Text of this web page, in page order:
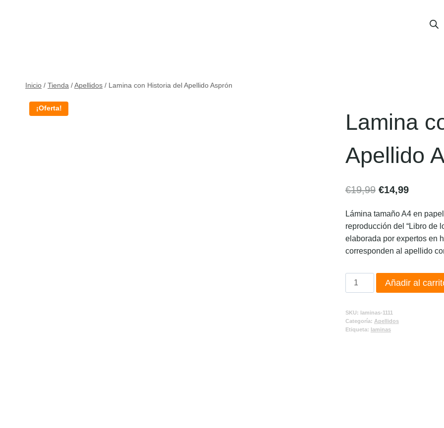
Inicio / Tienda / Apellidos / Lamina con Historia del Apellido Asprón
¡Oferta!
Lamina
Apellido
€19,99 €14,99
Lámina tamaño A4 en
reproducción del “Libro de
elaborada por expertos en
corresponden al apellido
Añadir al
SKU: laminas-1111
Categoría: Apellidos
Etiqueta: laminas